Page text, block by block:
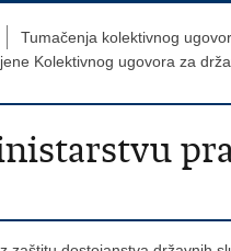
Tumačenja kolektivnog
Kolektivnog ugovora za